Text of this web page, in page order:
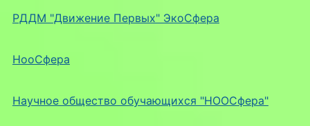
РДДМ "Движение Первых" ЭкоСфера
НооСфера
Научное общество обучающихся "НООСфера"